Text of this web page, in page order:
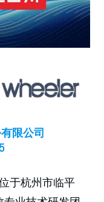
限公司
于杭州市临平